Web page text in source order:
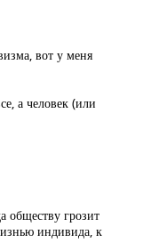
вот у меня
а человек (или
обществу грозит
индивида, к